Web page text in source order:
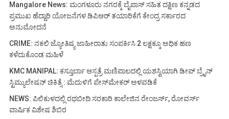
Mangalore News: ಮಂಗಳೂರು ನಗರಕ್ಕೆ ಬೈಪಾಸ್‌ ಸಹಿತ ದಕ್ಷಿಣ ಕನ್ನಡದ
ಪ್ರಮುಖ ಹೆದ್ದಾರಿ ಯೋಜನೆಗಳ ಡಿಪಿಆರ್ ತಯಾರಿಕೆಗೆ ಕೇಂದ್ರ ಸರ್ಕಾರದ
ಅನುಮೋದನೆ
CRIME: ನಕಲಿ ಜ್ಯೋತಿಷ್ಯ ಜಾಹೀರಾತು ಸಂಪರ್ಕಿಸಿ 2 ಲಕ್ಷಕ್ಕೂ ಅಧಿಕ ಹಣ
ಕಳೆದುಕೊಂಡ ಮಹಿಳೆ
KMC MANIPAL: ಕಸ್ತೂರ್ಬಾ ಆಸ್ಪತ್ರೆ ಮಣಿಪಾಲದಲ್ಲಿ ಯಶಸ್ವಿಯಾಗಿ ಡೀಪ್ ಬ್ರೈನ್
ಸ್ಟಿಮ್ಯುಲೇಷನ್ ಚಿಕಿತ್ಸೆ : ಮೆದುಳಿಗೆ ಪೇಸ್‌ಮೇಕರ್ ಅಳವಡಿಕೆ
NEWS: ಪಿಲಿಕುಳದಲ್ಲಿ ರಥಬೀದಿ ಸರಕಾರಿ ಕಾಲೇಜಿನ ರೇಂಜರ್ಸ್, ರೋವರ್ಸ್
ವಾರ್ಷಿಕ ವಿಶೇಷ ಶಿಬಿರ